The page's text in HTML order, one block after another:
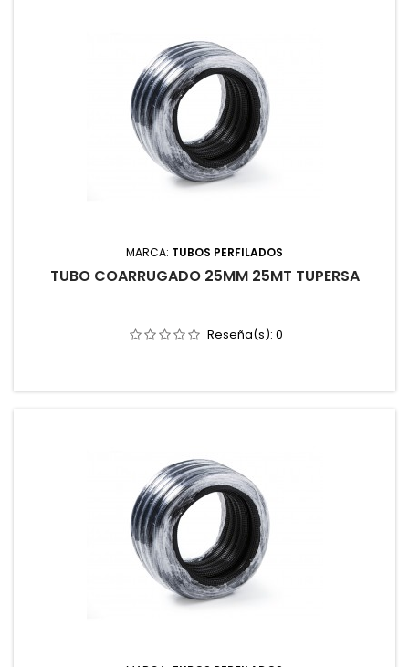
MARCA: TUBOS PERFILADOS
TUBO COARRUGADO 25MM 25MT TUPERSA
Reseña(s): 0